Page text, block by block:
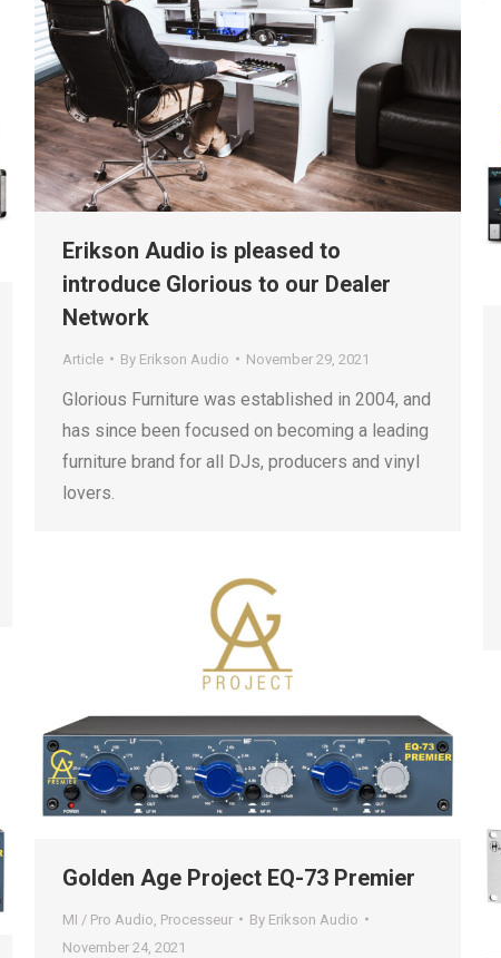
Erikson Audio is pleased to
introduce Glorious to our Dealer
Network
Article By Erikson Audio November 29, 2021
Glorious Furniture was established in 2004, and
has since been focused on becoming a leading
furniture brand for all DJs, producers and vinyl
lovers.
Golden Age Project EQ-73 Premier
MI / Pro Audio Processeur By Erikson Audio
November 24, 2021